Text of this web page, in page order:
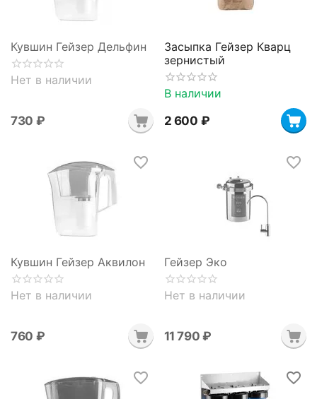
Кувшин Гейзер Дельфин
Нет в наличии
‍730‍ ₽
Засыпка Гейзер Кварц
зернистый
В наличии
2 600 ₽
Кувшин Гейзер Аквилон
Нет в наличии
‍760‍ ₽
Гейзер Эко
Нет в наличии
11 790 ₽